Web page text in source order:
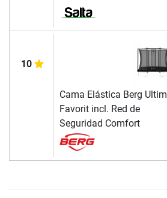
10
Cama Elástica Berg Ultim
Favorit incl. Red de
Seguridad Comfort